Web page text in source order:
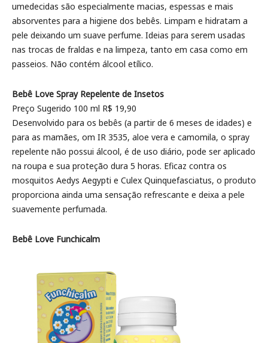
umedecidas são especialmente macias, espessas e mais
absorventes para a higiene dos bebês. Limpam e hidratam a
pele deixando um suave perfume. Ideias para serem usadas
nas trocas de fraldas e na limpeza, tanto em casa como em
passeios. Não contém álcool etílico.
Bebê Love Spray Repelente de Insetos
Preço Sugerido 100 ml R$ 19,90
Desenvolvido para os bebês (a partir de 6 meses de idades) e
para as mamães, om IR 3535, aloe vera e camomila, o spray
repelente não possui álcool, é de uso diário, pode ser aplicado
na roupa e sua proteção dura 5 horas. Eficaz contra os
mosquitos Aedys Aegypti e Culex Quinquefasciatus, o produto
proporciona ainda uma sensação refrescante e deixa a pele
suavemente perfumada.
Bebê Love Funchicalm